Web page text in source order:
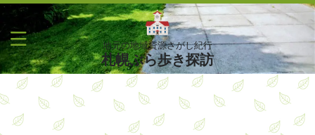
地元の地域資源さがし紀行
札幌ぶら歩き探訪